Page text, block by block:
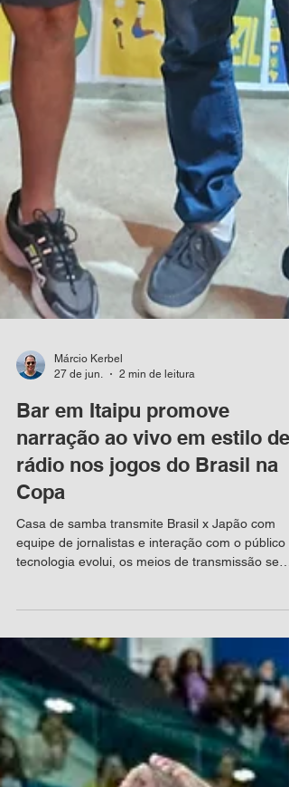
Márcio Kerbel
Bar em Itaipu promove
rádio nos jogos do Brasil na
Copa
Casa de samba transmite Brasil x Japão com
equipe de jornalistas e interação com o público A
tecnologia evolui, os meios de transmissão se
transformam, mas o rádio segue encontrando
novas formas de se reinventar. Das tradicionais
ondas do radinho de pilha aos aplicativos e
plataformas digitais, permanece a capacidade